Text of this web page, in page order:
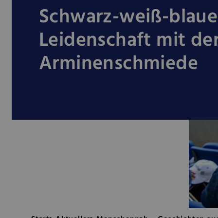
Schwarz-weiß-blaue
Leidenschaft mit
Arminenschmiede